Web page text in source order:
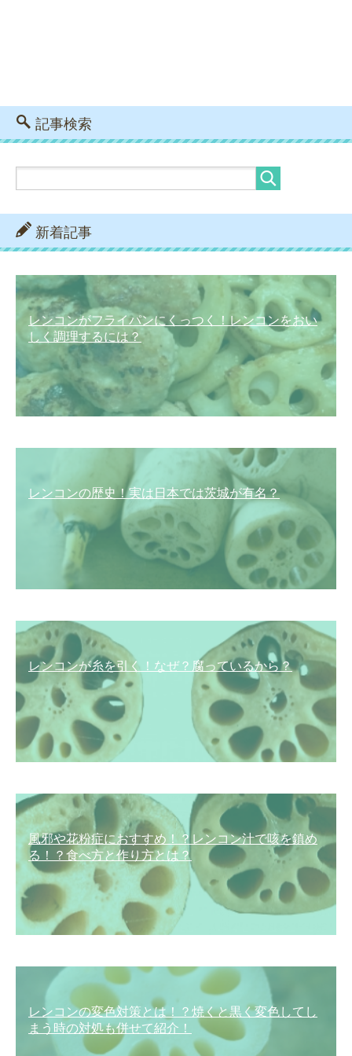
記事検索
新着記事
レンコンがフライパンにくっつく！レンコンをおい
しく調理するには？
レンコンの歴史！実は日本では茨城が有名？
レンコンが糸を引く！なぜ？腐っているから？
風邪や花粉症におすすめ！？レンコン汁で咳を鎮め
る！？食べ方と作り方とは？
レンコンの変色対策とは！？焼くと黒く変色してし
まう時の対処も併せて紹介！